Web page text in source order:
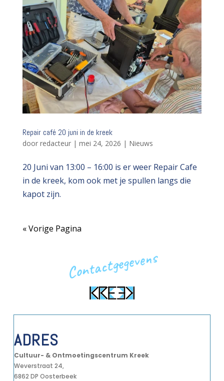
Repair café 20 juni in de kreek
door redacteur| mei 24, 2026 | Nieuws
20 Juni van 13:00 – 16:00 is er weer Repair Cafe
in de kreek, kom ook met je spullen langs die
kapot zijn.
« Vorige Pagina
Contactgegevens
ADRES
Cultuur- & Ontmoetingscentrum Kreek
Weverstraat 24,
6862 DP Oosterbeek